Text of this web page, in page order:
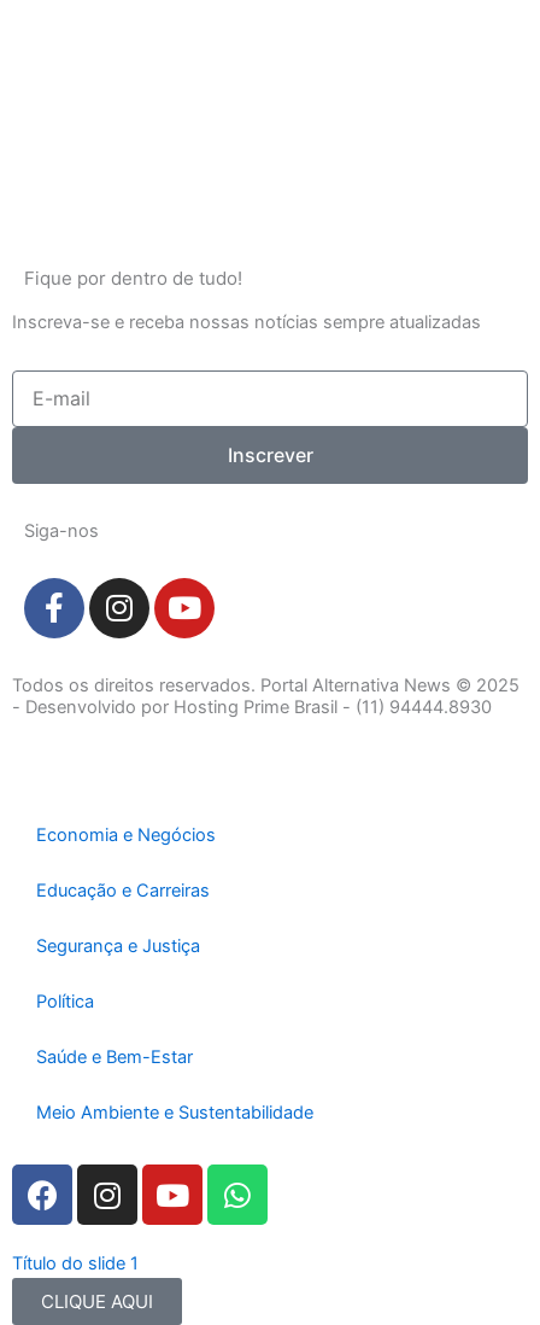
Fique por dentro de tudo!
Inscreva-se e receba nossas notícias sempre atualizadas
mail
Inscrever
Siga-nos
F
a
e
b
-
I
n
t
a
m
Y
o
t
u
Todos os direitos reservados. Portal Alternativa News © 2025
- Desenvolvido por Hosting Prime Brasil - (11) 94444.8930
Economia e Negócios
Educação e Carreiras
Segurança e Justiça
Política
Saúde e Bem-Estar
Meio Ambiente e Sustentabilidade
F
a
e
b
I
n
t
a
Y
o
t
W
h
Título do slide 1
CLIQUE AQUI